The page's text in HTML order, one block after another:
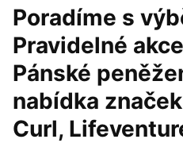
Poradíme s
Pravidelné
Pánské
nabídka
Curl,